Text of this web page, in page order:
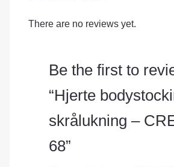
There are no reviews yet.
Be the first to
“Hjerte
skrålukning –
68”